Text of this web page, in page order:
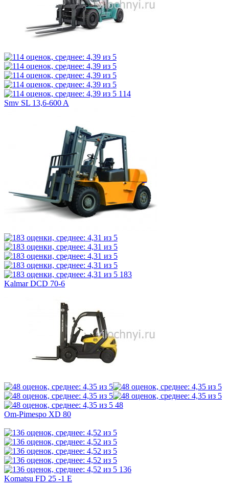
114
Smv SL 13,6-600 A
183
Kalmar DCD 70-6
48
Om-Pimespo XD 80
136
Komatsu FD 25 -1 E